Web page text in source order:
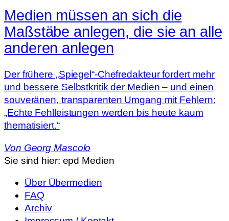
Medien müssen an sich die
Maßstäbe anlegen, die sie an alle
anderen anlegen
Der frühere „Spiegel“-Chefredakteur fordert mehr
und bessere Selbstkritik der Medien – und einen
souveränen, transparenten Umgang mit Fehlern:
„Echte Fehlleistungen werden bis heute kaum
thematisiert.“
Von Georg Mascolo
Sie sind hier: epd Medien
Über Übermedien
FAQ
Archiv